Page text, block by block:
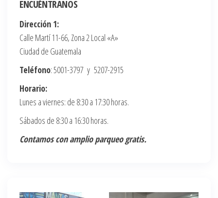
ENCUÉNTRANOS
Dirección 1:
Calle Martí 11-66, Zona 2 Local «A»
Ciudad de Guatemala
Teléfono: 5001-3797 y 5207-2915
Horario:
Lunes a viernes: de 8:30 a 17:30 horas.
Sábados de 8:30 a 16:30 horas.
Contamos con amplio parqueo gratis.